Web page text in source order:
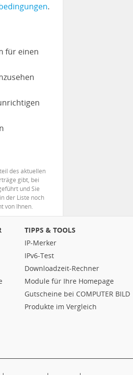
.
für einen
des aktuellen
gibt, bei
und Sie
der Liste noch
von Ihnen.
TIPPS & TOOLS
IP-Merker
IPv6-Test
Downloadzeit-Rechner
Module für Ihre Homepage
Gutscheine bei COMPUTER BILD
Produkte im Vergleich